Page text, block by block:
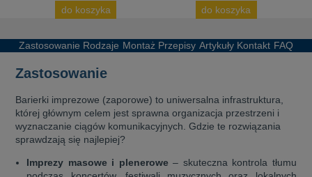
do koszyka do koszyka
Zastosowanie Rodzaje Montaż Przepisy Artykuły Kontakt FAQ
Zastosowanie
Barierki imprezowe (zaporowe) to uniwersalna infrastruktura,
której głównym celem jest sprawna organizacja przestrzeni i
wyznaczanie ciągów komunikacyjnych. Gdzie te rozwiązania
sprawdzają się najlepiej?
Imprezy masowe i plenerowe– skuteczna kontrola tłumu